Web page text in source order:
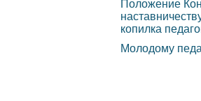
управления
30.07.2019г.
Положение
копилка
Молодому